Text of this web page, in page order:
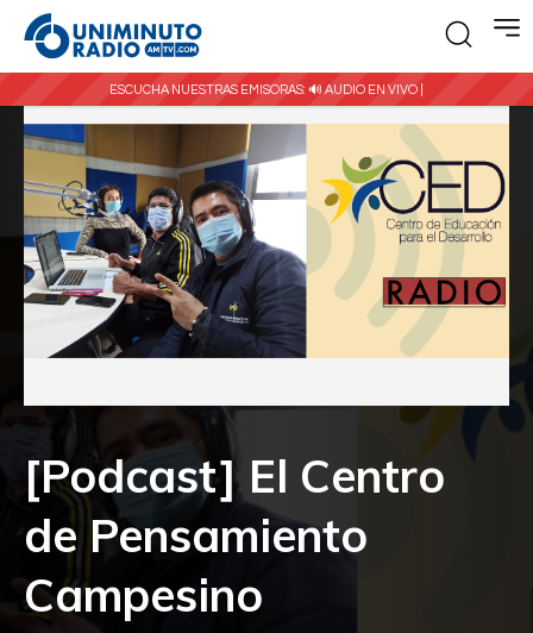
ESCUCHA NUESTRAS EMISORAS: 🔊 AUDIO EN VIVO |
[Podcast] El Centro
de Pensamiento
Campesino